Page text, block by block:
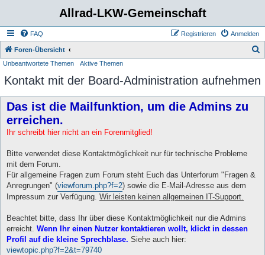
Allrad-LKW-Gemeinschaft
FAQ Anmelden
Registrieren
Foren-Übersicht
Unbeantwortete Themen Aktive Themen
Kontakt mit der Board-Administration aufnehmen
Das ist die Mailfunktion, um die Admins zu
erreichen.
Ihr schreibt hier nicht an ein Forenmitglied!
Bitte verwendet diese Kontaktmöglichkeit nur für technische Probleme
mit dem Forum.
Für allgemeine Fragen zum Forum steht Euch das Unterforum "Fragen &
Anregrungen" (viewforum.php?f=2) sowie die E-Mail-Adresse aus dem
Impressum zur Verfügung. Wir leisten keinen allgemeinen IT-Support.
Beachtet bitte, dass Ihr über diese Kontaktmöglichkeit nur die Admins
erreicht. Wenn Ihr einen Nutzer kontaktieren wollt, klickt in dessen
Profil auf die kleine Sprechblase. Siehe auch hier:
viewtopic.php?f=2&t=79740